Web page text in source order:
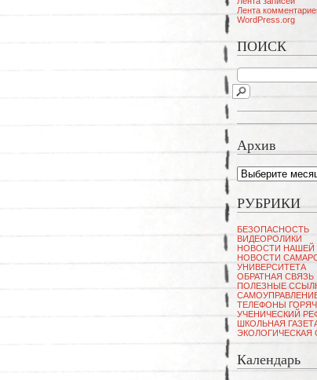
Лента
WordPress.org
ПОИСК
Архив
Архив
РУБРИКИ
БЕЗОПАСНОСТЬ
ВИДЕОРОЛИКИ
НОВОСТИ НАШЕЙ
НОВОСТИ
УНИВЕРСИТЕТА
ОБРАТНАЯ СВЯЗЬ
ПОЛЕЗНЫЕ
ТЕЛЕФОНЫ
УЧЕНИЧЕСКИЙ
ШКОЛЬНАЯ
ЭКОЛОГИЧЕСКАЯ
Календарь